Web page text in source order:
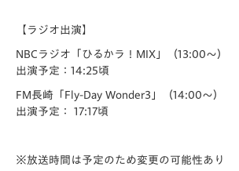
【ラジオ出演】
NBCラジオ「ひるかラ！MIX」（13:00～）
出演予定：14:25頃
FM長崎「Fly-Day Wonder3」（14:00～）
出演予定：
17:17頃
※放送時間は予定のため変更の可能性あり